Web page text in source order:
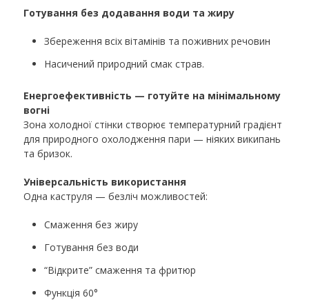
Готування без додавання води та жиру
Збереження всіх вітамінів та поживних речовин
Насичений природний смак страв.
Енергоефективність — готуйте на мінімальному
вогні
Зона холодної стінки створює температурний градієнт
для природного охолодження пари — ніяких википань
та бризок.
Універсальність використання
Одна каструля — безліч можливостей:
Cмаження без жиру
Готування без води
“Відкрите” смаження та фритюр
Функція 60°